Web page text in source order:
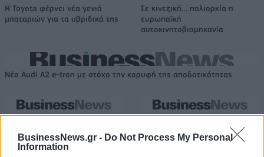
BusinessNews.gr - Do Not Process My Personal
Information
Η Toyota φέρνει νέα γενιά
μπαταριών για τα υβριδικά της
Σε κινεζική… πολιορκία η
ευρωπαϊκή
αυτοκινητοβιομηχανία
Νέο Audi A2 e-tron με στόχο την κορυφή της αποδοτικότητας
του Ευρωμπάσκετ (live stream)
προκλήθηκε από συνδυασμό
ναρκωτικών